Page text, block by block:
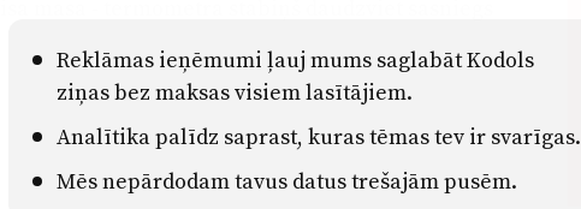
masa - termometra stabiņš daudzviet sasniegs
Reklāmas ieņēmumi ļauj mums saglabāt Kodols
ziņas bez maksas visiem lasītājiem.
Analītika palīdz saprast, kuras tēmas tev ir svarīgas.
Mēs nepārdodam tavus datus trešajām pusēm.